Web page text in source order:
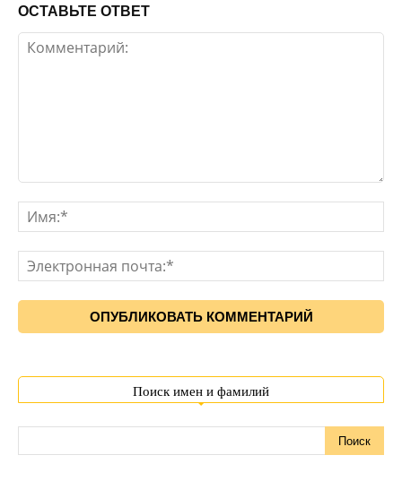
ОСТАВЬТЕ ОТВЕТ
Поиск имен и фамилий